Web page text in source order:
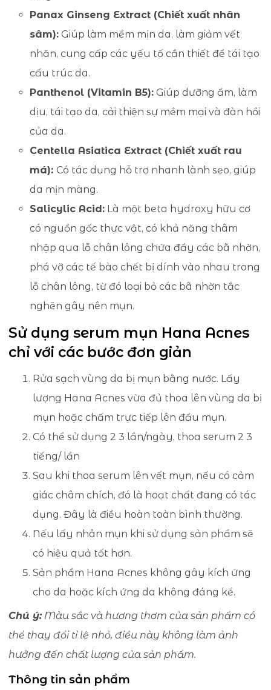
Panax Ginseng Extract (Chiết xuất nhân
sâm): Giúp làm mềm mịn da, làm giảm vết
nhăn, cung cấp các yếu tố cần thiết để tái tạo
cấu trúc da.
Panthenol (Vitamin B5): Giúp dưỡng ẩm, làm
dịu, tái tạo da, cải thiện sự mềm mại và đàn hồi
của da.
Centella Asiatica Extract (Chiết xuất rau
má): Có tác dụng hỗ trợ nhanh lành sẹo, giúp
da mịn màng.
Salicylic Acid: Là một beta hydroxy hữu cơ
có nguồn gốc thực vật, có khả năng thâm
nhập qua lỗ chân lông chứa đầy các bã nhờn,
phá vỡ các tế bào chết bị dính vào nhau trong
lỗ chân lông, từ đó loại bỏ các bã nhờn tắc
nghẽn gây nên mụn.
Sử dụng serum mụn Hana Acnes
chỉ với các bước đơn giản
Rửa sạch vùng da bị mụn bằng nước. Lấy
lượng Hana Acnes vừa đủ thoa lên vùng da bị
mụn hoặc chấm trực tiếp lên đầu mụn.
Có thể sử dụng 2 3 lần/ngày, thoa serum 2 3
tiếng/ lần
Sau khi thoa serum lên vết mụn, nếu có cảm
giác châm chích, đó là hoạt chất đang có tác
dụng. Đây là điều hoàn toàn bình thường.
Nếu lấy nhân mụn khi sử dụng sản phẩm sẽ
có hiệu quả tốt hơn.
Sản phẩm Hana Acnes không gây kích ứng
cho da hoặc kích ứng da không đáng kể.
Chú ý:Màu sắc và hương thơm của sản phẩm có
thể thay đổi tỉ lệ nhỏ, điều này không làm ảnh
hưởng đến chất lượng của sản phẩm.
Thông tin sản phẩm